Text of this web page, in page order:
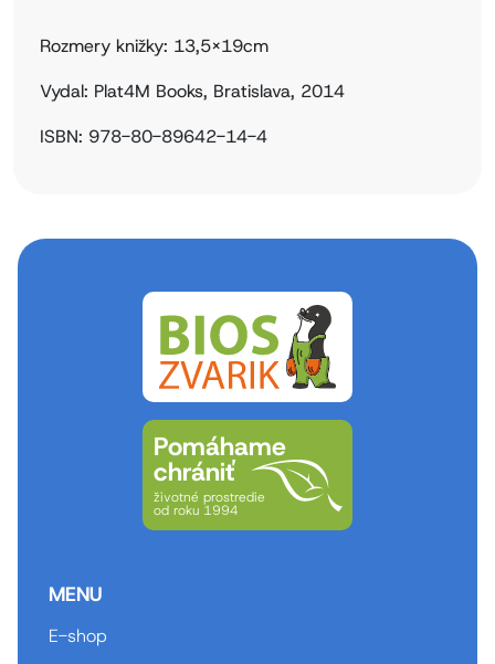
Rozmery knižky: 13,5x19cm
Vydal: Plat4M Books, Bratislava, 2014
ISBN: 978-80-89642-14-4
Pomáhame
chrániť
životné prostredie
od roku 1994
MENU
E-shop